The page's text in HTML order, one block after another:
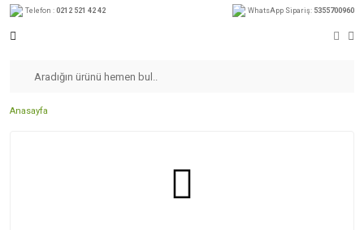
Telefon : 0212 521 42 42 WhatsApp Sipariş: 5355700960
Anasayfa